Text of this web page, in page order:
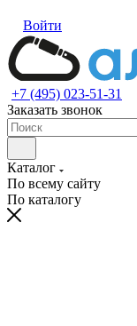
Войти
+7 (495) 023-51-31
Заказать звонок
Каталог
По всему сайту
По каталогу